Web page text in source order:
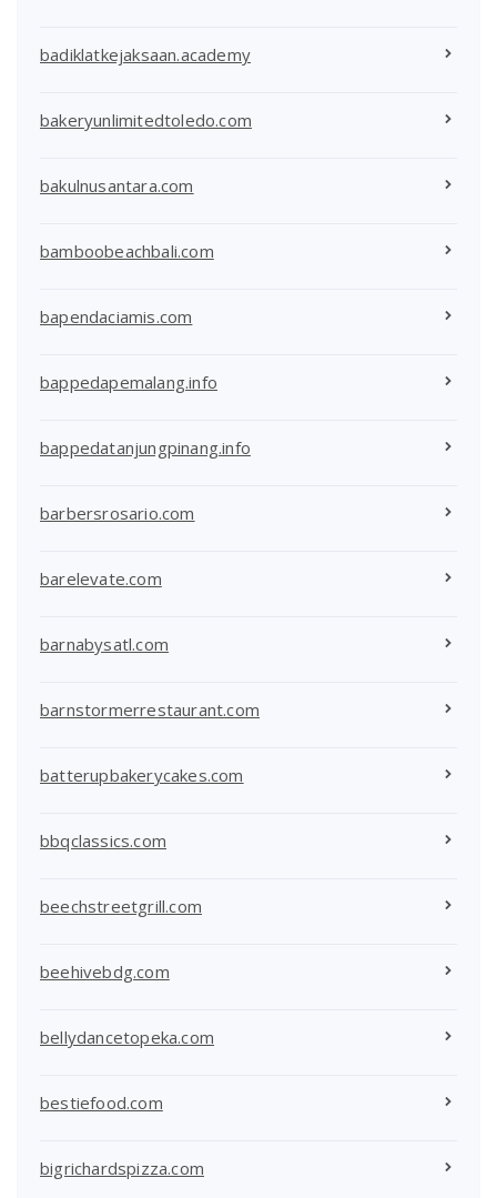
badiklatkejaksaan.academy
bakeryunlimitedtoledo.com
bakulnusantara.com
bamboobeachbali.com
bapendaciamis.com
bappedapemalang.info
bappedatanjungpinang.info
barbersrosario.com
barelevate.com
barnabysatl.com
barnstormerrestaurant.com
batterupbakerycakes.com
bbqclassics.com
beechstreetgrill.com
beehivebdg.com
bellydancetopeka.com
bestiefood.com
bigrichardspizza.com